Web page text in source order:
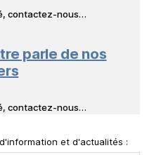
contactez-nous…
parle de nos
contactez-nous…
et d'actualités :